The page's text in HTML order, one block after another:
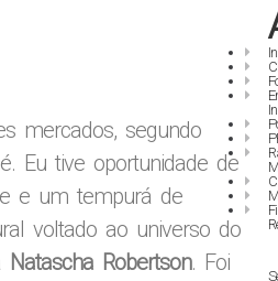
mercados, segundo
Eu tive oportunidade de
e um tempurá de
voltado ao universo do
Natascha Robertson. Foi